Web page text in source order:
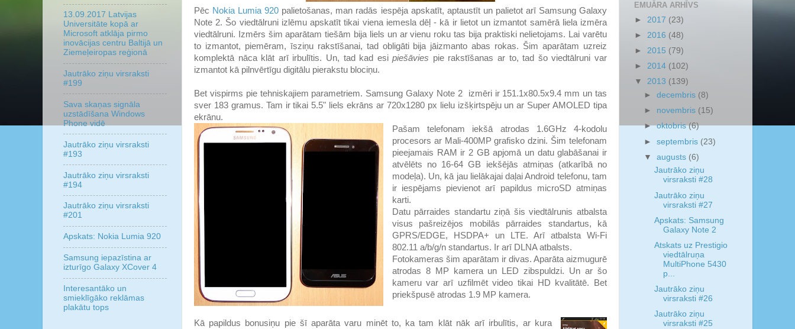
Pēc Nokia Lumia 920 palietošanas, man radās iespēja apskatīt, aptaustīt un palietot arī Samsung Galaxy
Note 2. Šo viedtālruni izlēmu apskatīt tikai viena iemesla dēļ - kā ir lietot un izmantot samērā liela izmēra
viedtālruni. Izmērs šim aparātam tiešām bija liels un ar vienu roku tas bija praktiski nelietojams. Lai varētu
to izmantot, piemēram, īsziņu rakstīšanai, tad obligāti bija jāizmanto abas rokas. Šim aparātam uzreiz
komplektā nāca klāt arī irbulītis. Un, tad kad esipiešāvies pie rakstīšanas ar to, tad šo viedtālruni var
izmantot kā pilnvērtīgu digitālu pierakstu blociņu.
Bet vispirms pie tehniskajiem parametriem. Samsung Galaxy Note 2 izmēri ir 151.1x80.5x9.4 mm un tas
sver 183 gramus. Tam ir tikai 5.5" liels ekrāns ar 720x1280 px lielu izšķirtspēju un ar Super AMOLED tipa
ekrānu.
Pašam telefonam iekšā atrodas 1.6GHz 4-kodolu
procesors ar Mali-400MP grafisko dzini. Šim telefonam
pieejamais RAM ir 2 GB apjomā un datu glabāšanai ir
atvēlēts no 16-64 GB iekšējās atmiņas (atkarībā no
modeļa). Un, kā jau lielākajai daļai Android telefonu, tam
ir iespējams pievienot arī papildus microSD atmiņas
karti.
Datu pārraides standartu ziņā šis viedtālrunis atbalsta
visus pašreizējos mobilās pārraides standartus, kā
GPRS/EDGE, HSDPA+ un LTE. Arī atbalsta Wi-Fi
802.11 a/b/g/n standartus. Ir arī DLNA atbalsts.
Fotokameras šim aparātam ir divas. Aparāta aizmugurē
atrodas 8 MP kamera un LED zibspuldzi. Un ar šo
kameru var arī uzfilmēt video tikai HD kvalitātē. Bet
priekšpusē atrodas 1.9 MP kamera.
Kā papildus bonusiņu pie šī aparāta varu minēt to, ka tam klāt nāk arī irbulītis, ar kura
13.09.2017 Latvijas
Universitāte kopā ar
Microsoft atklāja pirmo
inovācijas centru Baltijā un
Ziemeļeiropas reģionā
Jautrāko ziņu virsraksti
#199
Sava skaņas signāla
uzstādīšana Windows
Phone vidē
Jautrāko ziņu virsraksti
#193
Jautrāko ziņu virsraksti
#194
Jautrāko ziņu virsraksti
#201
Apskats: Nokia Lumia 920
Samsung iepazīstina ar
izturīgo Galaxy XCover 4
Interesantāko un
smieklīgāko reklāmas
plakātu tops
EMUĀRA ARHĪVS
► 2017 (23)
► 2016 (48)
► 2015 (79)
► 2014 (102)
▼ 2013 (139)
►decembris (8)
► novembris (15)
►oktobris(6)
►septembris (23)
▼augusts (6)
Jautrāko ziņu
virsraksti #28
Jautrāko ziņu
virsraksti #27
Apskats: Samsung
Galaxy Note 2
Atskats uz Prestigio
viedtālruņa
MultiPhone 5430
p...
Jautrāko ziņu
virsraksti #26
Jautrāko ziņu
virsraksti #25